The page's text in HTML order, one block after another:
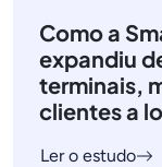
Como a
expandiu
terminais,
clientes a
Ler o estudo